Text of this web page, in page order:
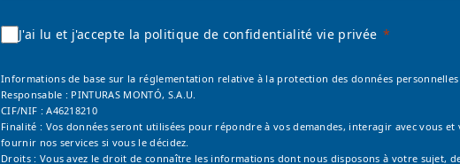
J'ai lu et j'accepte la politique de confidentialité vie privée
Informations de base sur la réglementation relative à la protection des données personnelles
Responsable : PINTURAS MONTÓ, S.A.U.
CIF/NIF : A46218210
Finalité : Vos données seront utilisées pour répondre à vos demandes, interagir avec vous et
fournir nos services si vous le décidez.
Droits : Vous avez le droit de connaître les informations dont nous disposons à votre sujet,